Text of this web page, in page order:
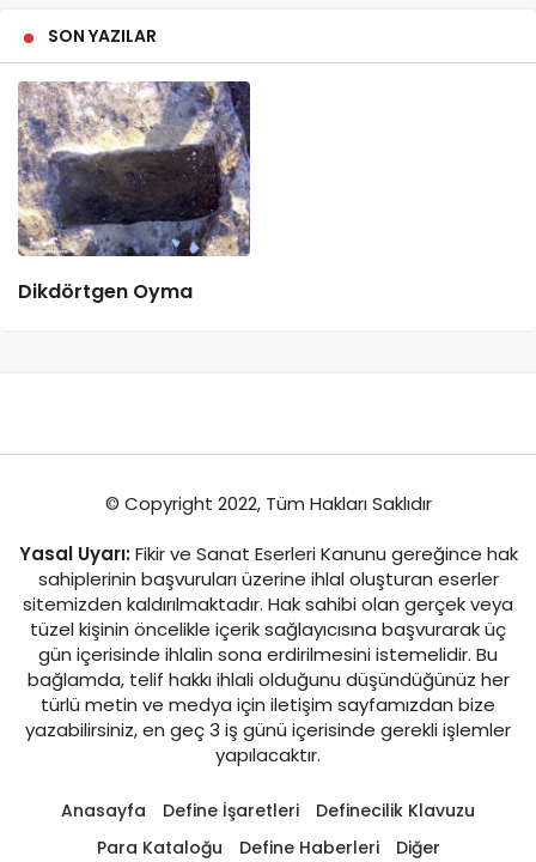
SON YAZILAR
Dikdörtgen Oyma
© Copyright 2022, Tüm Hakları Saklıdır
Yasal Uyarı:Fikir ve Sanat Eserleri Kanunu gereğince hak
sahiplerinin başvuruları üzerine ihlal oluşturan eserler
sitemizden kaldırılmaktadır. Hak sahibi olan gerçek veya
tüzel kişinin öncelikle içerik sağlayıcısına başvurarak üç
gün içerisinde ihlalin sona erdirilmesini istemelidir. Bu
bağlamda, telif hakkı ihlali olduğunu düşündüğünüz her
türlü metin ve medya için iletişim sayfamızdan bize
yazabilirsiniz, en geç 3 iş günü içerisinde gerekli işlemler
yapılacaktır.
Anasayfa Define İşaretleri
Definecilik Klavuzu
Para Kataloğu
Define Haberleri Diğer